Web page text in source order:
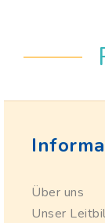
Über uns
Unser